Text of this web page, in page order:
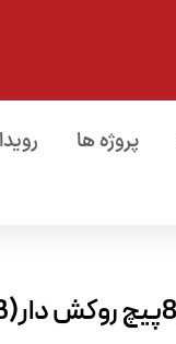
پروژه ها